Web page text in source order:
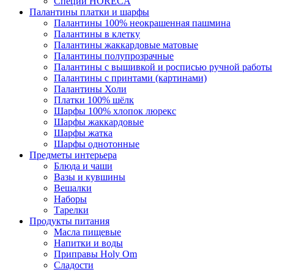
Палантины платки и шарфы
Палантины 100% неокрашенная пашмина
Палантины в клетку
Палантины жаккардовые матовые
Палантины полупрозрачные
Палантины с вышивкой и росписью ручной работы
Палантины с принтами (картинами)
Палантины Холи
Платки 100% шёлк
Шарфы 100% хлопок люрекс
Шарфы жаккардовые
Шарфы жатка
Шарфы однотонные
Предметы интерьера
Блюда и чаши
Вазы и кувшины
Вешалки
Наборы
Тарелки
Продукты питания
Масла пищевые
Напитки и воды
Приправы Holy Om
Сладости